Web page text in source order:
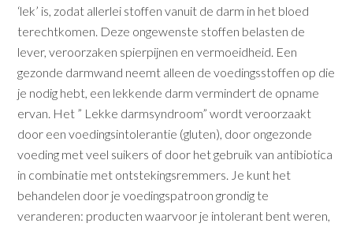
‘lek’ is, zodat allerlei stoffen vanuit de darm in het bloed
terechtkomen. Deze ongewenste stoffen belasten de
lever, veroorza­ken spierpijnen en vermoeidheid. Een
gezonde darmwand neemt alleen de voedingsstoffen op die
je nodig hebt, een lekkende darm vermindert de opname
ervan. Het ” Lekke darmsyndroom” wordt ver­oorzaakt
door een voedingsintolerantie (gluten), door ongezonde
voeding met veel suikers of door het gebruik van antibiotica
in combinatie met ontstekingsremmers. Je kunt het
behandelen door je voedingspatroon grondig te
veranderen: producten waarvoor je intolerant bent weren,